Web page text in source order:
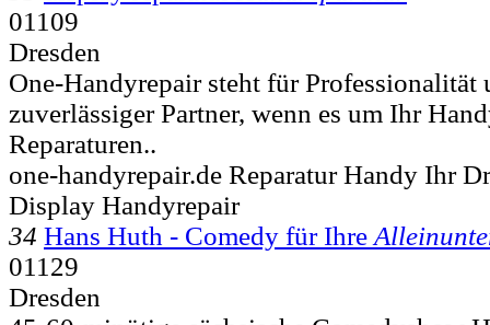
01109
Dresden
One-Handyrepair steht für Professionalität
zuverlässiger Partner, wenn es um Ihr
Reparaturen..
one-handyrepair.de Reparatur Handy Ihr
Display Handyrepair
34 Hans Huth - Comedy für Ihre
01129
Dresden